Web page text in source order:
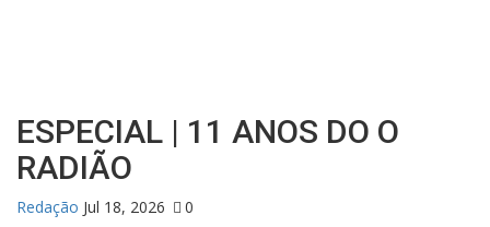
ESPECIAL | 11 ANOS DO O
RADIÃO
Redação Jul 18, 2026
0